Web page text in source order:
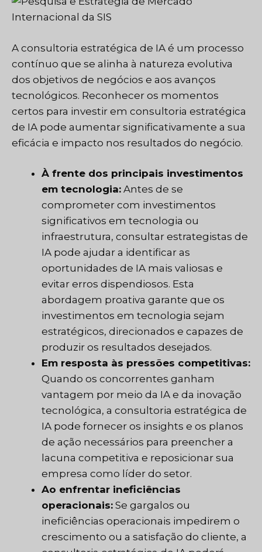
A consultoria estratégica de IA é um processo
contínuo que se alinha à natureza evolutiva
dos objetivos de negócios e aos avanços
tecnológicos. Reconhecer os momentos
certos para investir em consultoria estratégica
de IA pode aumentar significativamente a sua
eficácia e impacto nos resultados do negócio.
À frente dos principais investimentos
em tecnologia: Antes de se
comprometer com investimentos
significativos em tecnologia ou
infraestrutura, consultar estrategistas de
IA pode ajudar a identificar as
oportunidades de IA mais valiosas e
evitar erros dispendiosos. Esta
abordagem proativa garante que os
investimentos em tecnologia sejam
estratégicos, direcionados e capazes de
produzir os resultados desejados.
Em resposta às pressões competitivas:
Quando os concorrentes ganham
vantagem por meio da IA e da inovação
tecnológica, a consultoria estratégica de
IA pode fornecer os insights e os planos
de ação necessários para preencher a
lacuna competitiva e reposicionar sua
empresa como líder do setor.
Ao enfrentar ineficiências
operacionais: Se gargalos ou
ineficiências operacionais impedirem o
crescimento ou a satisfação do cliente, a